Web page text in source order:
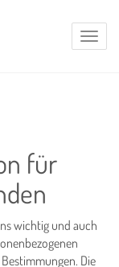
für
wichtig und auch
Die